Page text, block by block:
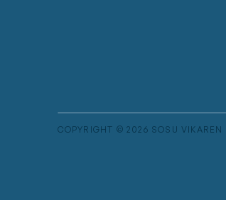
COPYRIGHT © 2026 SOSU VIKAREN